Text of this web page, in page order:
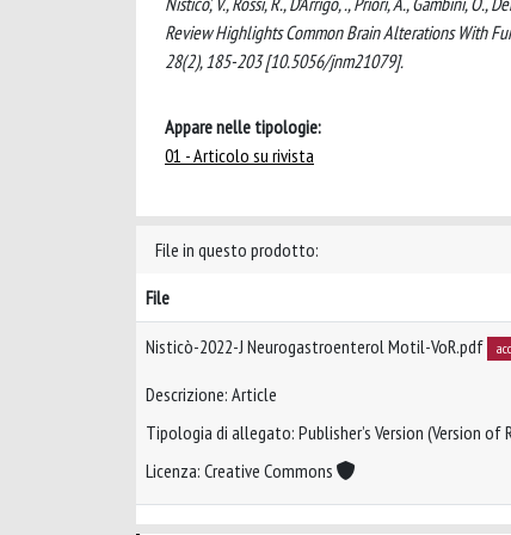
Review Highlights Common Brain Alterations With
28(2), 185-203 [10.5056/jnm21079].
Appare nelle tipologie:
01 - Articolo su rivista
File in questo prodotto:
File
Nisticò-2022-J Neurogastroenterol Motil-VoR.pdf
Descrizione: Article
Tipologia di allegato: Publisher’s Version (Version of
Licenza: Creative Commons